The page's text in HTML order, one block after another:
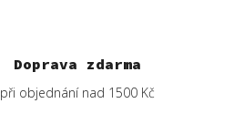
Doprava zdarma
při objednání nad 1500 Kč